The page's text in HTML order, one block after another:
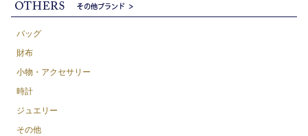
バッグ
財布
小物・アクセサリー
時計
ジュエリー
その他